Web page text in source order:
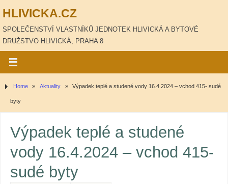
HLIVICKA.CZ
SPOLEČENSTVÍ VLASTNÍKŮ JEDNOTEK HLIVICKÁ A BYTOVÉ
DRUŽSTVO HLIVICKÁ, PRAHA 8
Home » Aktuality » Výpadek teplé a studené vody 16.4.2024 – vchod 415- sudé
byty
Výpadek teplé a studené
vody 16.4.2024 – vchod 415-
sudé byty